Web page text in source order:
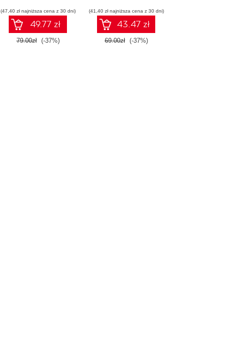
w praktyce
(47,40 zł najniższa cena z 30 dni)
49.77 zł
79.00zł (-37%)
(41,40 zł najniższa cena z 30 dni)
43.47 zł
69.00zł (-37%)